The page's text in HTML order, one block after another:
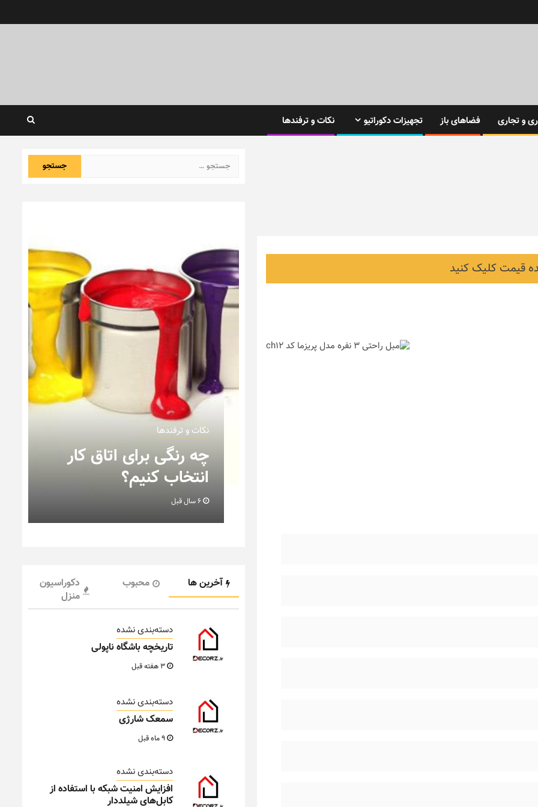
و تجاری فضاهای باز تجهیزات دکوراتیو
نکات و ترفندها
قیمت کلیک کنید
جستجو
برای:
نکات و ترفندها
نکاتی که باید به هنگام
چیدمان خانه عروس بدانیم
+ تصویر
6 سال قبل
آخرین ها محبوب
دکوراسیون
منزل
دسته‌بندی نشده
تاریخچه باشگاه ناپولی
دسته‌بندی نشده
سمعک شارژی
دسته‌بندی نشده
افزایش امنیت شبکه با استفاده از
کابل‌های شیلددار